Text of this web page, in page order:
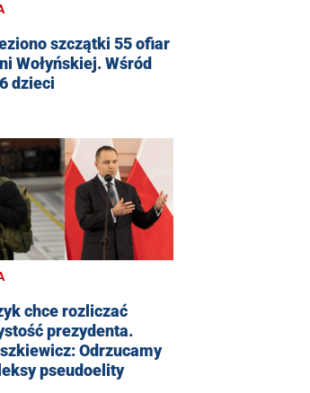
szczątki 55 ofiar
Wołyńskiej. Wśród
dzieci
chce rozliczać
prezydenta.
Odrzucamy
pseudoelity